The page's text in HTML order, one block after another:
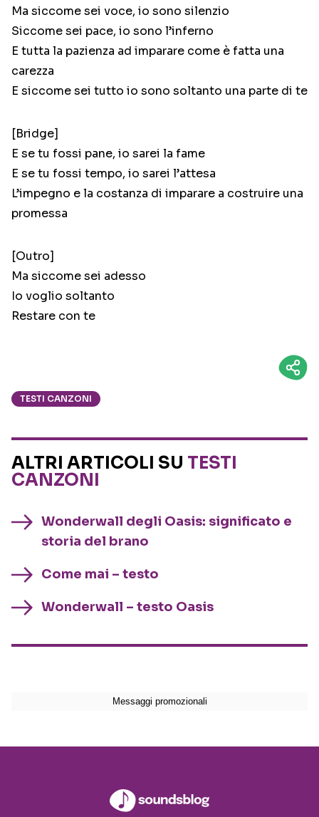
Ma siccome sei voce, io sono silenzio
Siccome sei pace, io sono l’inferno
E tutta la pazienza ad imparare come è fatta una
carezza
E siccome sei tutto io sono soltanto una parte di te
[Bridge]
E se tu fossi pane, io sarei la fame
E se tu fossi tempo, io sarei l’attesa
L’impegno e la costanza di imparare a costruire una
promessa
[Outro]
Ma siccome sei adesso
Io voglio soltanto
Restare con te
TESTI CANZONI
ALTRI ARTICOLI SU TESTI
CANZONI
Wonderwall degli Oasis: significato e
storia del brano
Come mai – testo
Wonderwall – testo Oasis